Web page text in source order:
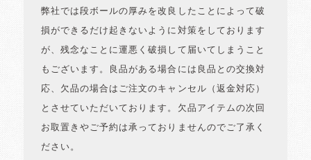
弊社では段ボールの厚みを改良したことによって破
損ができるだけ起きないように対策をしております
が、残念なことに運悪く破損して届いてしまうこと
もございます。良品がある場合には良品との交換対
応、欠品の場合はご注文のキャンセル（返金対応）
とさせていただいております。欠品アイテムの次回
お取置きやご予約は承っておりませんのでご了承く
ださい。